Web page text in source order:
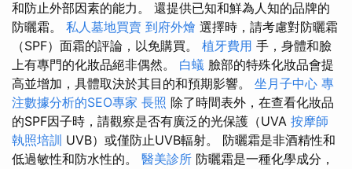
和防止外部因素的能力。 還提供已知和鮮為人知的品牌的
防曬霜。 私人墓地買賣 到府外燴 選擇時，請考慮對防曬霜
（SPF）面霜的評論，以免購買。 植牙費用 手，身體和臉
上有專門的化妝品絕非偶然。 白蟻 臉部的特殊化妝品會提
高並增加，具體取決於其目的和預期影響。 坐月子中心 專
注數據分析的SEO專家 長照 除了時間表外，在查看化妝品
的SPF因子時，請觀察是否有廣泛的光保護（UVA 按摩師
執照培訓 UVB）或僅防止UVB輻射。 防曬霜是非酒精性和
低過敏性和防水性的。 醫美診所 防曬霜是一種化學成分，